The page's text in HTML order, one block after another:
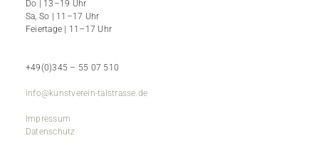
Do | 13–19 Uhr
Sa, So | 11–17 Uhr
Feiertage | 11–17 Uhr
+49(0)345 – 55 07 510
info@kunstverein-talstrasse.de
Impressum
Datenschutz